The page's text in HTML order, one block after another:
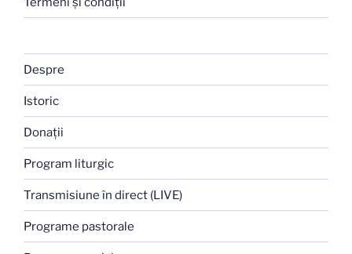
Despre
Istoric
Donaţii
Program liturgic
Transmisiune în direct (LIVE)
Programe pastorale